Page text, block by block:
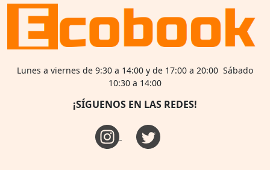
Lunes a viernes de 9:30 a 14:00 y de 17:00 a 20:00 Sábado
10:30 a 14:00
¡SÍGUENOS EN LAS REDES!